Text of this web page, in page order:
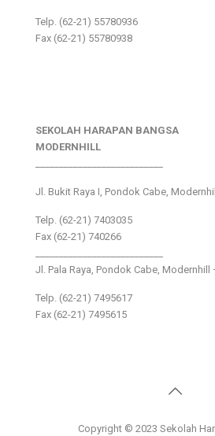
Telp. (62-21) 55780936
Fax (62-21) 55780938
SEKOLAH HARAPAN BANGSA
MODERNHILL
Jl. Bukit Raya I, Pondok Cabe,
Telp. (62-21) 7403035
Fax (62-21) 740266
Jl. Pala Raya, Pondok Cabe, Modernhill
Telp. (62-21) 7495617
Fax (62-21) 7495615
Copyright © 2023 Sekolah